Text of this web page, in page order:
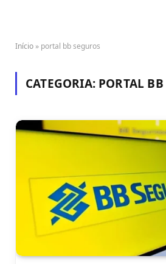
Início » portal bb seguros
CATEGORIA: PORTAL BB